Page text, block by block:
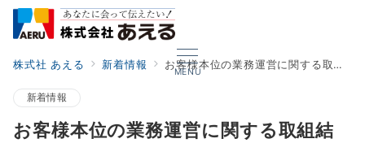
MENU
株式社 あえる 新着情報 お客様本位の業務運営に関する取組結果
新着情報
お客様本位の業務運営に関する取組結